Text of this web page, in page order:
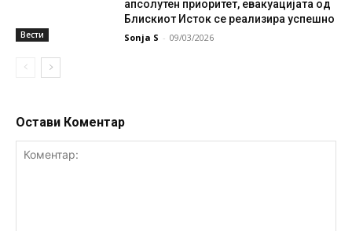
Вести
апсолутен приоритет, евакуацијата од
Блискиот Исток се реализира успешно
Sonja S - 09/03/2026
Остави Коментар